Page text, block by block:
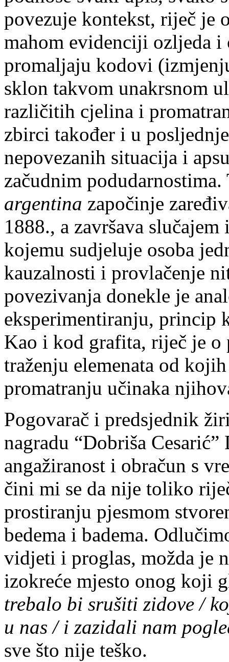
povezuje kontekst, riječ je
mahom evidenciji ozljeda
promaljaju kodovi
sklon takvom unakrsnom
različitih cjelina i
zbirci također i u
nepovezanih situacija i
začudnim
argentina započinje
1888., a završava
kojemu sudjeluje osoba
kauzalnosti i provlačenje
povezivanja donekle je
eksperimentiranju, princip
Kao i kod grafita, riječ je o
traženju elemenata od
promatranju učinaka
Pogovarač i predsjednik
nagradu “Dobriša
angažiranost i obračun s
čini mi se da nije toliko
prostiranju pjesmom
bedema i badema.
vidjeti i proglas, možda je
izokreće mjesto onog koji
trebalo bi srušiti zidove /
u nas / i zazidali nam
sve što nije teško.